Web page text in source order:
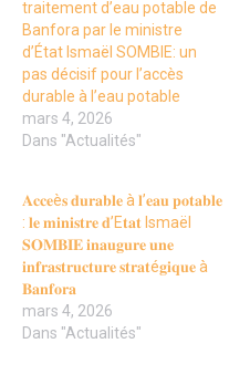
traitement d’eau potable de
Banfora par le ministre
d’État Ismaël SOMBIE: un
pas décisif pour l’accès
durable à l’eau potable
mars 4, 2026
Dans "Actualités"
𝐀𝐜𝐜𝐞è𝐬 𝐝𝐮𝐫𝐚𝐛𝐥𝐞 à 𝐥’𝐞𝐚𝐮 𝐩𝐨𝐭𝐚𝐛𝐥𝐞
: 𝐥𝐞 𝐦𝐢𝐧𝐢𝐬𝐭𝐫𝐞 𝐝’E𝐭𝐚𝐭 Ismaël
𝐒𝐎𝐌𝐁𝐈𝐄 𝐢𝐧𝐚𝐮𝐠𝐮𝐫𝐞 𝐮𝐧𝐞
𝐢𝐧𝐟𝐫𝐚𝐬𝐭𝐫𝐮𝐜𝐭𝐮𝐫𝐞 𝐬𝐭𝐫𝐚𝐭é𝐠𝐢𝐪𝐮𝐞 à
𝐁𝐚𝐧𝐟𝐨𝐫𝐚
mars 4, 2026
Dans "Actualités"